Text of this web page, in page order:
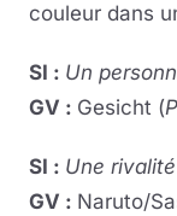
couleur dans
SI : Un
GV : Gesicht (
SI : Une
GV : Naruto/